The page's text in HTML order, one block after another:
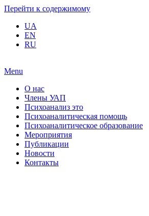
Перейти к содержимому
UA
EN
RU
Menu
О нас
Члены УАП
Психоанализ это
Психоаналитическая помощь
Психоаналитическое образование
Мероприятия
Публикации
Новости
Контакты